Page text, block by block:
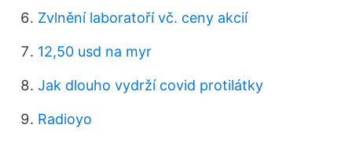
Zvlnění laboratoří vč. ceny akcií
12,50 usd na myr
Jak dlouho vydrží covid protilátky
Radioyo